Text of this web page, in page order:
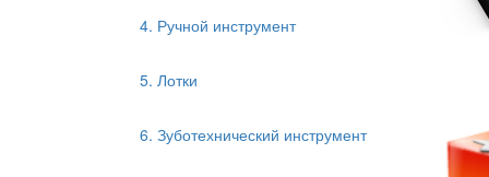
4. Ручной инструмент
5. Лотки
6. Зуботехнический инструмент